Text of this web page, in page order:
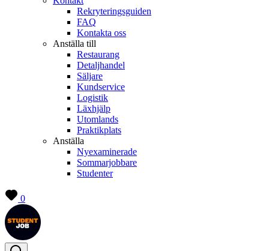
Rekryteringsguiden
FAQ
Kontakta oss
Anställa till
Restaurang
Detaljhandel
Säljare
Kundservice
Logistik
Läxhjälp
Utomlands
Praktikplats
Anställa
Nyexaminerade
Sommarjobbare
Studenter
0